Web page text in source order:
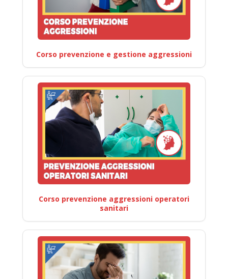
Corso prevenzione e gestione aggressioni
Corso prevenzione aggressioni operatori
sanitari